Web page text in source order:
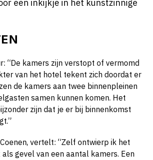
een inkijkje in het kunstzinnige
“De kamers zijn verstopt of vermomd
van het hotel tekent zich doordat er
de kamers aan twee binnenpleinen
samen kunnen komen. Het
zijn dat je er bij binnenkomst
vertelt: “Zelf ontwierp ik het
gevel van een aantal kamers. Een